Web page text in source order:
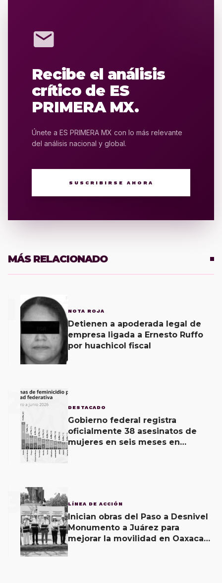
mail
Recibe el análisis
crítico de ES
PRIMERA MX.
Únete a ES PRIMERA MX con lo más relevante
del análisis nacional y global.
SUSCRIBIRSE AHORA
MÁS RELACIONADO
NOTA ROJA
Detienen a apoderada legal de
empresa ligada a Ernesto Ruffo
por huachicol fiscal
2 DESTACADO
Gobierno federal registra
oficialmente 38 asesinatos de
mujeres en seis meses en
3 LÍNEA DE ACCIÓN
Inician obras del Paso a Desnivel
Monumento a Juárez para
mejorar la movilidad en Oaxaca